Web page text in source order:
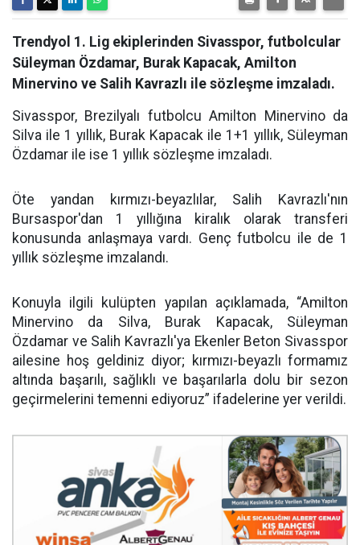
Trendyol 1. Lig ekiplerinden Sivasspor, futbolcular
Süleyman Özdamar, Burak Kapacak, Amilton
Minervino ve Salih Kavrazlı ile sözleşme imzaladı.
Sivasspor, Brezilyalı futbolcu Amilton Minervino da
Silva ile 1 yıllık, Burak Kapacak ile 1+1 yıllık, Süleyman
Özdamar ile ise 1 yıllık sözleşme imzaladı.
Öte yandan kırmızı-beyazlılar, Salih Kavrazlı'nın
Bursaspor'dan 1 yıllığına kiralık olarak transferi
konusunda anlaşmaya vardı. Genç futbolcu ile de 1
yıllık sözleşme imzalandı.
Konuyla ilgili kulüpten yapılan açıklamada, “Amilton
Minervino da Silva, Burak Kapacak, Süleyman
Özdamar ve Salih Kavrazlı'ya Ekenler Beton Sivasspor
ailesine hoş geldiniz diyor; kırmızı-beyazlı formamız
altında başarılı, sağlıklı ve başarılarla dolu bir sezon
geçirmelerini temenni ediyoruz” ifadelerine yer verildi.